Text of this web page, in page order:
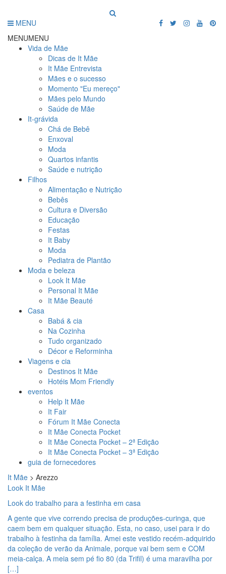
MENU
MENUMENU
Vida de Mãe
Dicas de It Mãe
It Mãe Entrevista
Mães e o sucesso
Momento "Eu mereço"
Mães pelo Mundo
Saúde de Mãe
It-grávida
Chá de Bebê
Enxoval
Moda
Quartos infantis
Saúde e nutrição
Filhos
Alimentação e Nutrição
Bebês
Cultura e Diversão
Educação
Festas
It Baby
Moda
Pediatra de Plantão
Moda e beleza
Look It Mãe
Personal It Mãe
It Mãe Beauté
Casa
Babá & cia
Na Cozinha
Tudo organizado
Décor e Reforminha
Viagens e cia
Destinos It Mãe
Hotéis Mom Friendly
eventos
Help It Mãe
It Fair
Fórum It Mãe Conecta
It Mãe Conecta Pocket
It Mãe Conecta Pocket – 2ª Edição
It Mãe Conecta Pocket – 3ª Edição
guia de fornecedores
It Mãe > Arezzo
Look It Mãe
Look do trabalho para a festinha em casa
A gente que vive correndo precisa de produções-curinga, que
caem bem em qualquer situação. Esta, no caso, usei para ir do
trabalho à festinha da família. Amei este vestido recém-adquirido
da coleção de verão da Animale, porque vai bem sem e COM
meia-calça. A meia sem pé fio 80 (da Trifil) é uma maravilha por
[…]